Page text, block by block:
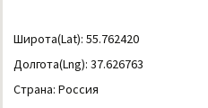
Широта(Lat): 55.762420
Долгота(Lng): 37.626763
Страна: Россия